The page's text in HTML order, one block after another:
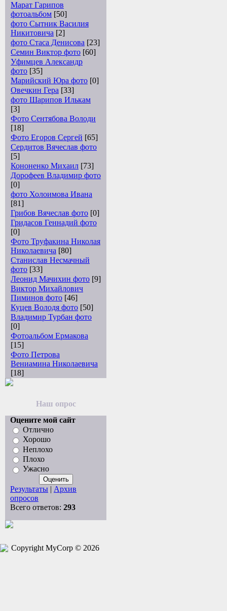
Марат Гарипов
фотоальбом [50]
фото Сытник Василия
Никитовича [2]
фото Стаса Денисова [23]
Семин Виктор фото [60]
Уфимцев Александр
фото [35]
Марийский Юра фото [0]
Овечкин Гера [33]
фото Шарипов Илькам
[3]
Фото Сентябова Володи
[18]
Фото Егоров Сергей [65]
Сердитов Вячеслав фото
[5]
Кононенко Михаил [73]
Дорофеев Владимир фото
[0]
фото Холоимова Ивана
[81]
Грибов Вячеслав фото [0]
Гридасов Геннадий фото
[0]
Фото Труфакина Николая
Николаевича [80]
Станислав Несмачный
фото [33]
Леонид Мачихин фото [9]
Виктор Михайлович
Пиминов фото [46]
Куцев Володя фото [50]
Владимир Турбан фото
[0]
Фотоальбом Ермакова
[15]
Фото Петрова
Вениамина Николаевича
[18]
Наш опрос
Оцените мой сайт
Отлично
Хорошо
Неплохо
Плохо
Ужасно
Результаты | Архив
опросов
Всего ответов: 293
Copyright MyCorp © 2026